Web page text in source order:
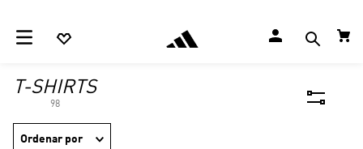
T-SHIRTS
98
Ordenar por